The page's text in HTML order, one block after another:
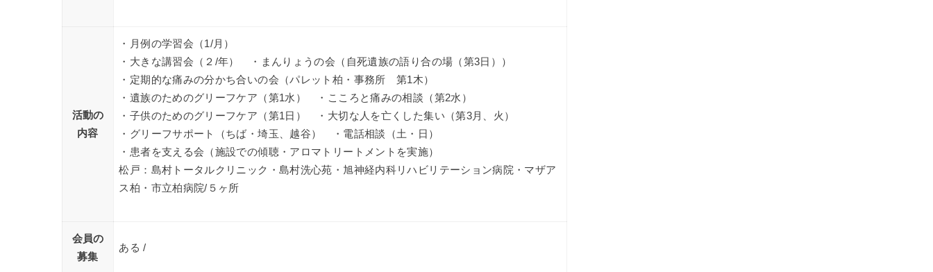
活動の
内容
・月例の学習会（1/月）
・大きな講習会（２/年） ・まんりょうの会（自死遺族の語り合の場（第3日））
・定期的な痛みの分かち合いの会（パレット柏・事務所 第1木）
・遺族のためのグリーフケア（第1水） ・こころと痛みの相談（第2水）
・子供のためのグリーフケア（第1日） ・大切な人を亡くした集い（第3月、火）
・グリーフサポート（ちば・埼玉、越谷） ・電話相談（土・日）
・患者を支える会（施設での傾聴・アロマトリートメントを実施）
松戸：島村トータルクリニック・島村洗心苑・旭神経内科リハビリテーション病院・マザア
ス柏・市立柏病院/５ヶ所
会員の
募集
ある /